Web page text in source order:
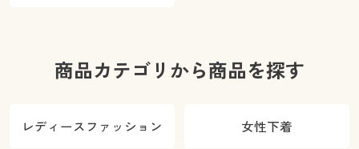
商品カテゴリから商品を探す
レディースファッション 女性下着